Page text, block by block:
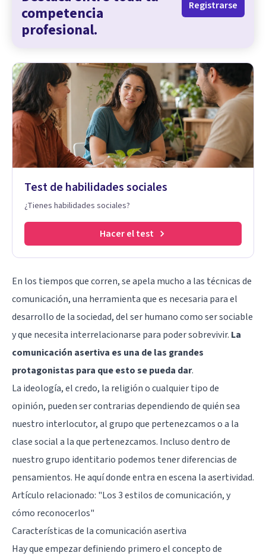
competencia
profesional.
Registrarse
Test de habilidades sociales
¿Tienes habilidades sociales?
Hacer el test
En los tiempos que corren, se apela mucho a las técnicas de
comunicación, una herramienta que es necesaria para el
desarrollo de la sociedad, del ser humano como ser sociable
y que necesita interrelacionarse para poder sobrevivir. La
comunicación asertiva es una de las grandes
protagonistas para que esto se pueda dar.
La ideología, el credo, la religión o cualquier tipo de
opinión, pueden ser contrarias dependiendo de quién sea
nuestro interlocutor, al grupo que pertenezcamos o a la
clase social a la que pertenezcamos. Incluso dentro de
nuestro grupo identitario podemos tener diferencias de
pensamientos. He aquí donde entra en escena la asertividad.
Artículo relacionado: "Los 3 estilos de comunicación, y
cómo reconocerlos"
Características de la comunicación asertiva
Hay que empezar definiendo primero el concepto de